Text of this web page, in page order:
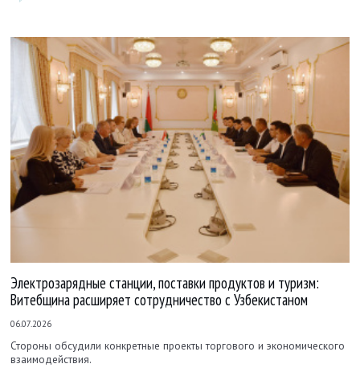
Электрозарядные станции, поставки продуктов и туризм:
Витебщина расширяет сотрудничество с Узбекистаном
06.07.2026
Стороны обсудили конкретные проекты торгового и экономического
взаимодействия.